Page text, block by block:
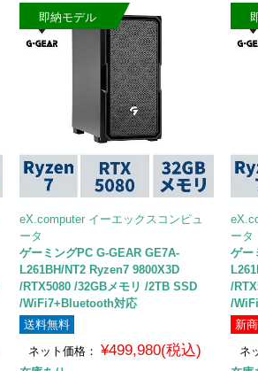
即納モデル
eX.computer イーエックスコンピュ
ータ
ゲーミングPC G-GEAR GE7A-
L261BH/NT2 Ryzen7 9800X3D
/RTX5080 /32GBメモリ /2TB SSD
/WiFi7+Bluetooth対応
送料無料
ネット価格： ¥499,980(税込)
ータ
ゲー
/
/
新
ネ